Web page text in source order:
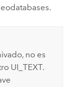
no es
UI_TEXT.